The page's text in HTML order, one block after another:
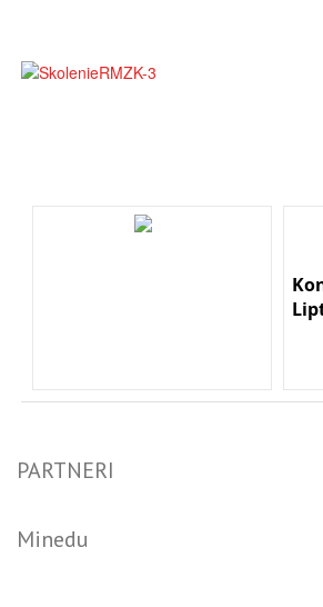
PARTNERI
Minedu